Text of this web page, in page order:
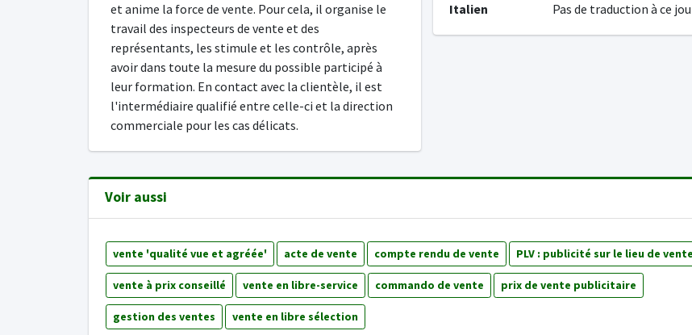
et anime la force de vente. Pour cela, il organise le
travail des inspecteurs de vente et des
représentants, les stimule et les contrôle, après
avoir dans toute la mesure du possible participé à
leur formation. En contact avec la clientèle, il est
l'intermédiaire qualifié entre celle-ci et la direction
commerciale pour les cas délicats.
Italien
Pas de traduction à ce
Voir aussi
vente 'qualité vue et agréée' acte de vente compte rendu de vente PLV : publicité sur le lieu de vente
vente à prix conseillé vente en libre-service commando de vente prix de vente publicitaire
gestion des ventes vente en libre sélection